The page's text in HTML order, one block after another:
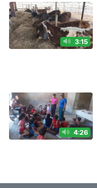
3:15
4:26